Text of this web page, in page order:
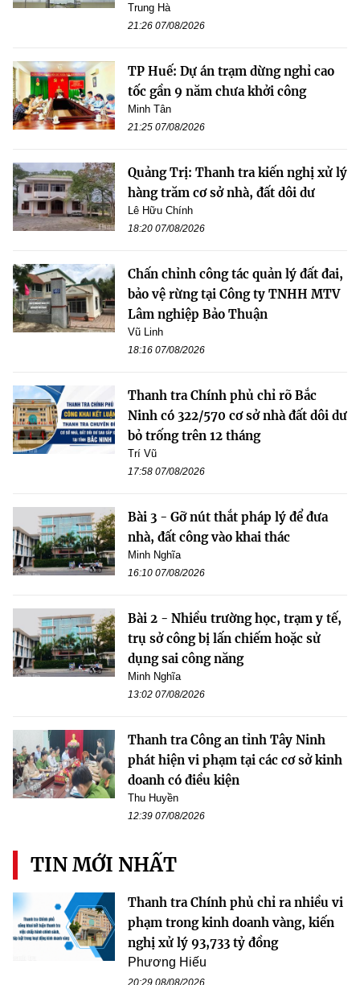
Trung Hà
21:26 07/08/2026
TP Huế: Dự án trạm dừng nghỉ cao
tốc gần 9 năm chưa khởi công
Minh Tân
21:25 07/08/2026
Quảng Trị: Thanh tra kiến nghị xử lý
hàng trăm cơ sở nhà, đất dôi dư
Lê Hữu Chính
18:20 07/08/2026
Chấn chỉnh công tác quản lý đất đai,
bảo vệ rừng tại Công ty TNHH MTV
Lâm nghiệp Bảo Thuận
Vũ Linh
18:16 07/08/2026
Thanh tra Chính phủ chỉ rõ Bắc
Ninh có 322/570 cơ sở nhà đất dôi dư
bỏ trống trên 12 tháng
Trí Vũ
17:58 07/08/2026
Bài 3 - Gỡ nút thắt pháp lý để đưa
nhà, đất công vào khai thác
Minh Nghĩa
16:10 07/08/2026
Bài 2 - Nhiều trường học, trạm y tế,
trụ sở công bị lấn chiếm hoặc sử
dụng sai công năng
Minh Nghĩa
13:02 07/08/2026
Thanh tra Công an tỉnh Tây Ninh
phát hiện vi phạm tại các cơ sở kinh
doanh có điều kiện
Thu Huyền
12:39 07/08/2026
TIN MỚI NHẤT
Thanh tra Chính phủ chỉ ra nhiều vi
phạm trong kinh doanh vàng, kiến
nghị xử lý 93,733 tỷ đồng
Phương Hiếu
20:29 08/08/2026